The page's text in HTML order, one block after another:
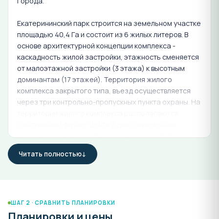
Екатерининский парк строится на земельном участке
площадью 40,4 Га и состоит из 6 жилых литеров. В
основе архитектурной концепции комплекса -
каскадность жилой застройки, этажность сменяется
от малоэтажной застройки (3 этажа) к высотным
доминантам (17 этажей). Территория жилого
комплекса закрытого типа, въезд осуществляется
через три контрольно-пропускных пункта охраны. На
частных детских сада в которых присутствуют
творческие и развивающие занятия, работа с
логопедом и психологом, игры и отдых.
служат для обеспечения потребностей жителей
только данного комплекса. В составе коммерческих
Читать полностью
ШАГ 2 · СРАВНИТЬ ПЛАНИРОВКИ